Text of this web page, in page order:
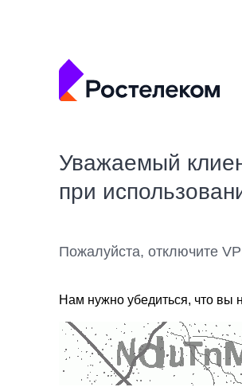
Уважаемый
при
Пожалуйста, отключите
Нам нужно убедиться, что вы